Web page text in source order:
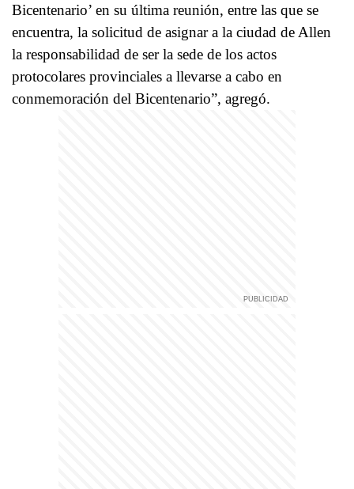
Bicentenario’ en su última reunión, entre las que se
encuentra, la solicitud de asignar a la ciudad de Allen
la responsabilidad de ser la sede de los actos
protocolares provinciales a llevarse a cabo en
conmemoración del Bicentenario”, agregó.